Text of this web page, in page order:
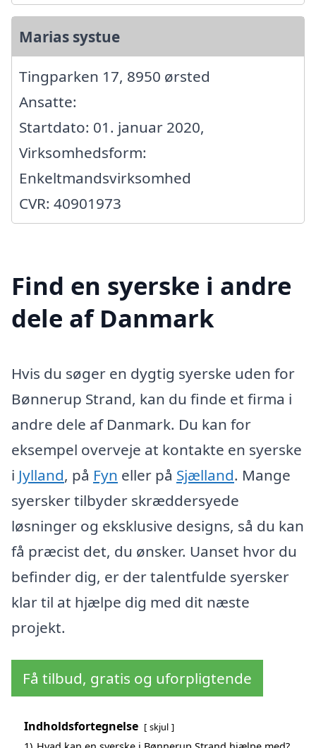
Marias systue
Tingparken 17, 8950 ørsted
Ansatte:
Startdato: 01. januar 2020,
Virksomhedsform:
Enkeltmandsvirksomhed
CVR: 40901973
Find en syerske i andre
dele af Danmark
Hvis du søger en dygtig syerske uden for
Bønnerup Strand, kan du finde et firma i
andre dele af Danmark. Du kan for
eksempel overveje at kontakte en syerske
i Jylland, på Fyn eller på Sjælland. Mange
syersker tilbyder skræddersyede
løsninger og eksklusive designs, så du kan
få præcist det, du ønsker. Uanset hvor du
befinder dig, er der talentfulde syersker
klar til at hjælpe dig med dit næste
projekt.
Få tilbud, gratis og uforpligtende
Indholdsfortegnelse skjul